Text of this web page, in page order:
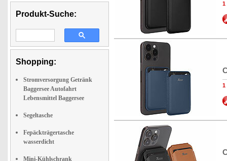
Produkt-Suche:
Shopping:
Stromversorgung Getränk
Baggersee Autofahrt
Lebensmittel Baggersee
Segeltasche
Fepäckträgertasche
wasserdicht
Mini-Kühlschrank
1
1